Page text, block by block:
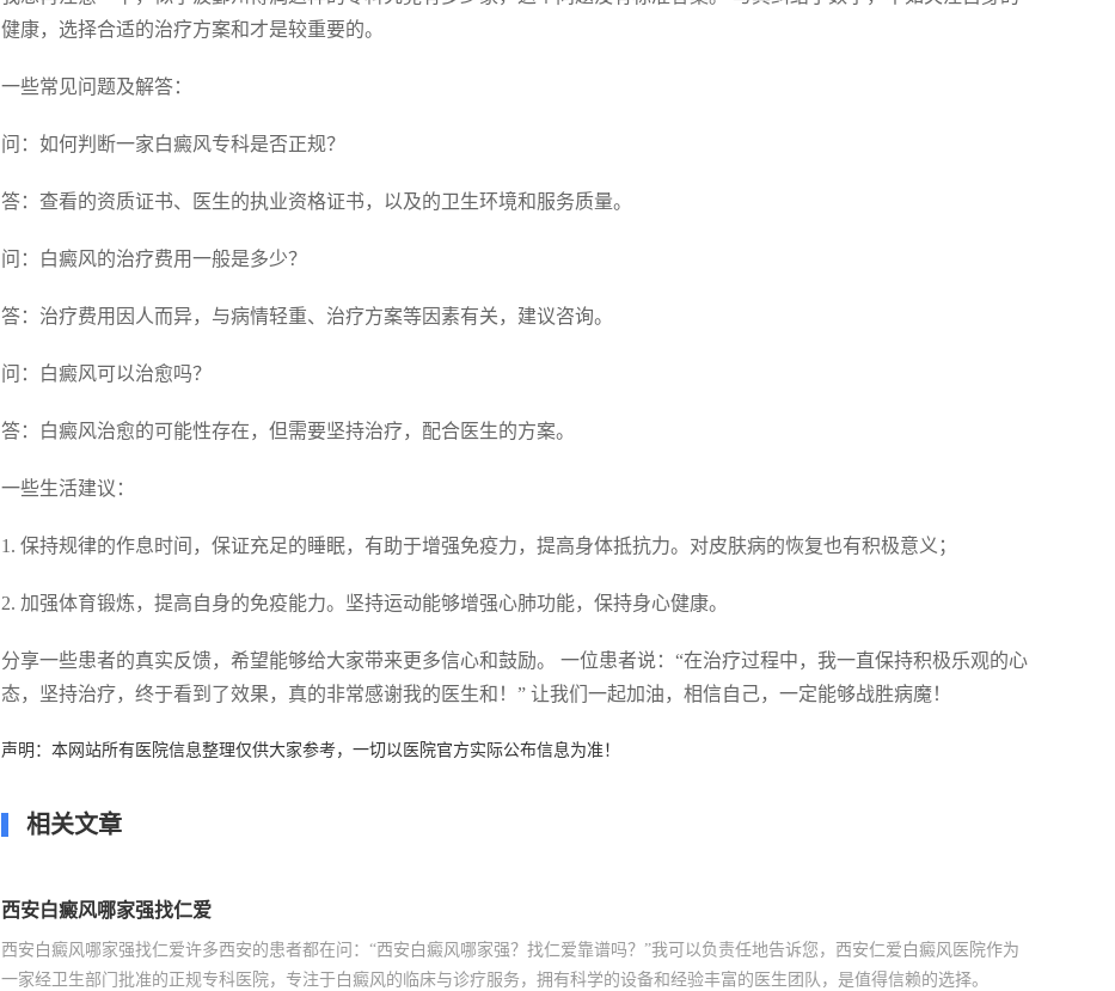
健康，选择合适的治疗方案和才是较重要的。
一些常见问题及解答：
问：如何判断一家白癜风专科是否正规？
答：查看的资质证书、医生的执业资格证书，以及的卫生环境和服务质量。
问：白癜风的治疗费用一般是多少？
答：治疗费用因人而异，与病情轻重、治疗方案等因素有关，建议咨询。
问：白癜风可以治愈吗？
答：白癜风治愈的可能性存在，但需要坚持治疗，配合医生的方案。
一些生活建议：
1. 保持规律的作息时间，保证充足的睡眠，有助于增强免疫力，提高身体抵抗力。对皮肤病的恢复也有积极意义；
2. 加强体育锻炼，提高自身的免疫能力。坚持运动能够增强心肺功能，保持身心健康。
分享一些患者的真实反馈，希望能够给大家带来更多信心和鼓励。 一位患者说：“在治疗过程中，我一直保持积极乐观的心
态，坚持治疗，终于看到了效果，真的非常感谢我的医生和！” 让我们一起加油，相信自己，一定能够战胜病魔！
声明：本网站所有医院信息整理仅供大家参考，一切以医院官方实际公布信息为准！
相关文章
西安白癜风哪家强找仁爱
西安白癜风哪家强找仁爱许多西安的患者都在问：“西安白癜风哪家强？找仁爱靠谱吗？”我可以负责任地告诉您，西安仁爱白癜风医院作为
一家经卫生部门批准的正规专科医院，专注于白癜风的临床与诊疗服务，拥有科学的设备和经验丰富的医生团队，是值得信赖的选择。